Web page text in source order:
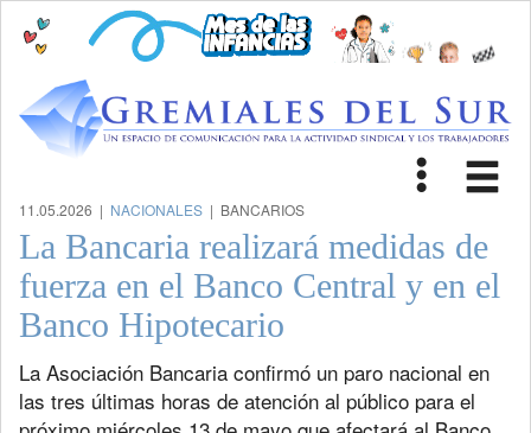
Toggle
11.05.2026 | NACIONALES | BANCARIOS
La Bancaria realizará medidas de
fuerza en el Banco Central y en el
Banco Hipotecario
La Asociación Bancaria confirmó un paro nacional en
las tres últimas horas de atención al público para el